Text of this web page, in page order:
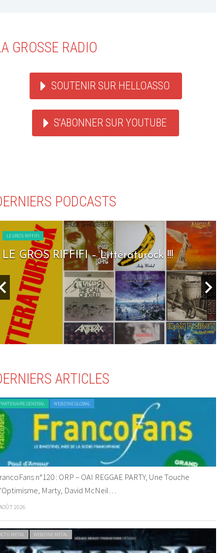
GROSSE RADIO
SOUTENIR SUR HELLOASSO
S'ABONNER SUR YOUTUBE
PODCASTS
LE GROS RIFFIFI
LE GROS RIFFIFI – Littératurock !!!
ARTICLES
GENERAL WEBZINE GLOBAL
n°120 : ORP – OAI REGGAE PARTY, Une Touche
Marty, David McNeil…
2026
METAL WEBZINE METAL